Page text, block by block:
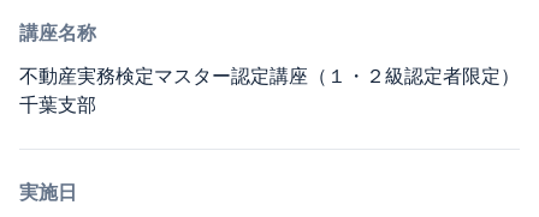
講座名称
不動産実務検定マスター認定講座（１・２級認定者限定）
千葉支部
実施日